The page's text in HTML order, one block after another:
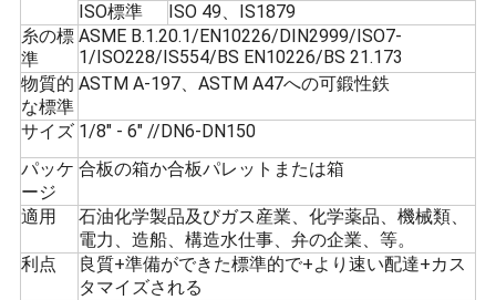
の
場
合
地
図
ISO標準
ISO 49、IS1879
糸の標
準
ASME B.1.20.1/EN10226/DIN2999/ISO7-
1/ISO228/IS554/BS EN10226/BS 21.173
物質的
な標準
ASTM A-197、ASTM A47への可鍛性鉄
サイズ 1/8" - 6" //DN6-DN150
パッケ
ージ
合板の箱か合板パレットまたは箱
適用
石油化学製品及びガス産業、化学薬品、機械類、
電力、造船、構造水仕事、弁の企業、等。
利点
良質+準備ができた標準的で+より速い配達+カス
タマイズされる